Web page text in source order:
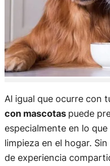
Al igual que ocurre con
con mascotas puede
especialmente en lo
limpieza en el hogar.
de experiencia